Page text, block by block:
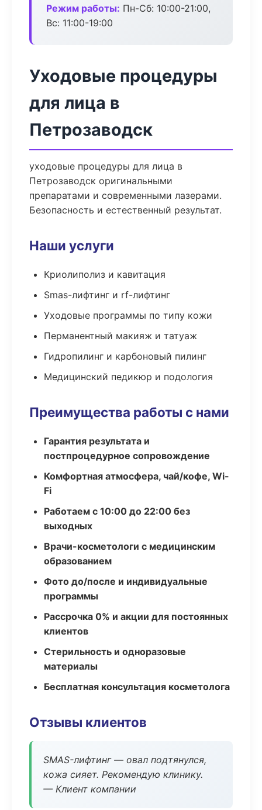
Режим работы: Пн-Сб: 10:00-21:00,
Вс: 11:00-19:00
Уходовые процедуры
для лица в
Петрозаводск
уходовые процедуры для лица в
Петрозаводск оригинальными
препаратами и современными лазерами.
Безопасность и естественный результат.
Наши услуги
Криолиполиз и кавитация
Smas-лифтинг и rf-лифтинг
Уходовые программы по типу кожи
Перманентный макияж и татуаж
Гидропилинг и карбоновый пилинг
Медицинский педикюр и подология
Преимущества работы с нами
Гарантия результата и
постпроцедурное сопровождение
Комфортная атмосфера, чай/кофе, Wi-
Fi
Работаем с 10:00 до 22:00 без
выходных
Врачи-косметологи с медицинским
образованием
Фото до/после и индивидуальные
программы
Рассрочка 0% и акции для постоянных
клиентов
Стерильность и одноразовые
материалы
Бесплатная консультация косметолога
Отзывы клиентов
SMAS-лифтинг — овал подтянулся,
кожа сияет. Рекомендую клинику.
— Клиент компании